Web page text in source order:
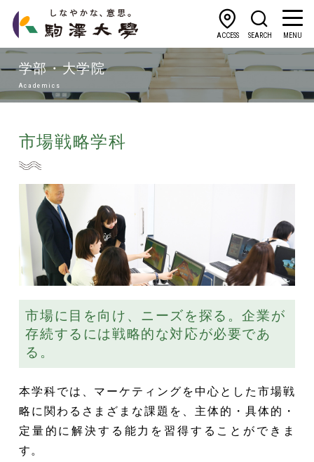
ACCESS SEARCH MENU
学部・大学院
Academics
市場戦略学科
市場に目を向け、ニーズを探る。企業が
存続するには戦略的な対応が必要であ
る。
本学科では、マーケティングを中心とした市場戦
略に関わるさまざまな課題を、主体的・具体的・
定量的に解決する能力を習得することができま
す。